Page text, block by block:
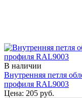
В наличии
Внутренняя петля
профиля RAL9003
Цена: 205 руб.